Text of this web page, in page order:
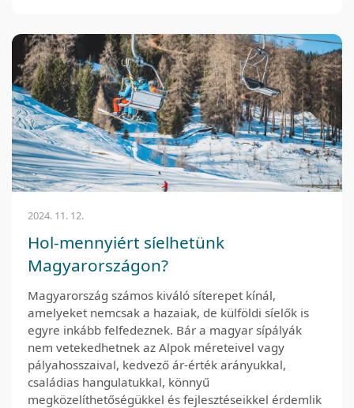
2024. 11. 12.
Hol-mennyiért síelhetünk
Magyarországon?
Magyarország számos kiváló síterepet kínál,
amelyeket nemcsak a hazaiak, de külföldi síelők is
egyre inkább felfedeznek. Bár a magyar sípályák
nem vetekedhetnek az Alpok méreteivel vagy
pályahosszaival, kedvező ár-érték arányukkal,
családias hangulatukkal, könnyű
megközelíthetőségükkel és fejlesztéseikkel érdemlik